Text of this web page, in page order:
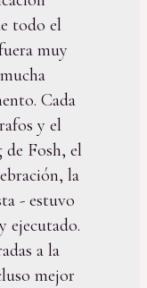
todo el
muy
Cada
y el
Fosh, el
la
- estuvo
ejecutado.
a la
mejor